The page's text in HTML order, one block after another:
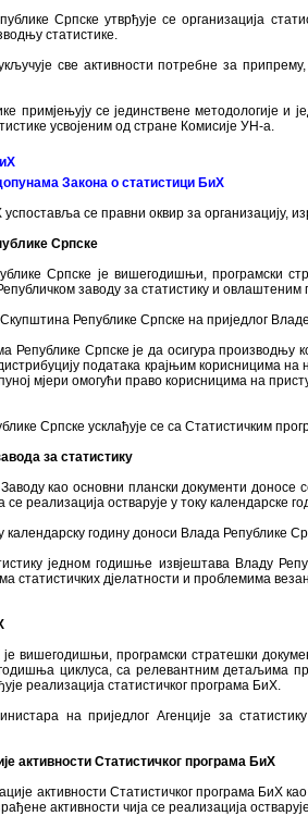
Српске утврђује се организација
статистике.
све активности потребне за
примјењују се јединствене методологије
усвојеним од стране Комисије УН-а.
Закона о статистици БиХ
се правни оквир за организацију,
Српске
Српске је вишегодишњи, програмски
заводу за статистику и овлаштеним
Републике Српске на приједлог
Републике Српске је да осигура производњу
података крајњим корисницима на
мјери омогући право корисницима на
Српске усклађује се са Статистичким
за статистику
као основни плански документи
се реализација остварује у току календарске
календарску годину доноси Влада Републике
једном годишње извјештава Владу
статистичких дјелатности и проблемима
вишегодишњи, програмски стратешки
циклуса, са релевантним детаљима
реализација статистичког програма БиХ.
на приједлог Агенције за
активности Статистичког програма БиХ
активности Статистичког програма БиХ
активности чија се реализација